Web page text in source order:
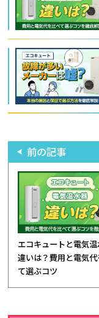
前の記事
エコキュートと電気
違いは？費用と電気
て選ぶコツ